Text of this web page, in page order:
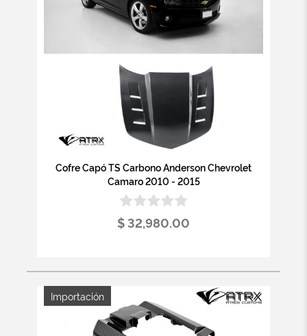
Cofre Capó TS Carbono Anderson Chevrolet
Camaro 2010 - 2015
$ 32,980.00
Importación